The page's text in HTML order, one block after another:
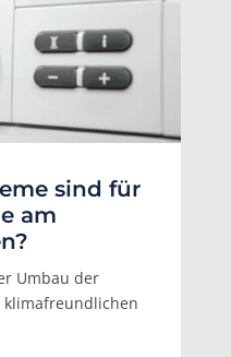
sind für
am
Umbau der
klimafreundlichen